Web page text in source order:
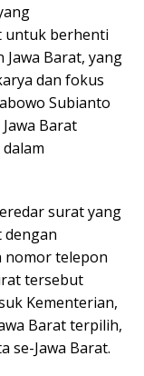
untuk berhenti
Barat, yang
dan fokus
Subianto
Barat
surat yang
dengan
nomor telepon
tersebut
Kementerian,
Barat terpilih,
se-Jawa Barat.